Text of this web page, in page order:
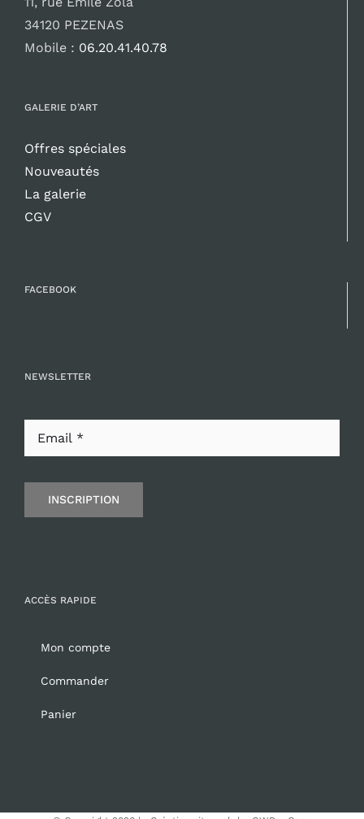
34120 PEZENAS
Mobile : 06.20.41.40.78
GALERIE D’ART
Offres spéciales
Nouveautés
La galerie
CGV
FACEBOOK
NEWSLETTER
INSCRIPTION
ACCÈS RAPIDE
Mon compte
Commander
Panier